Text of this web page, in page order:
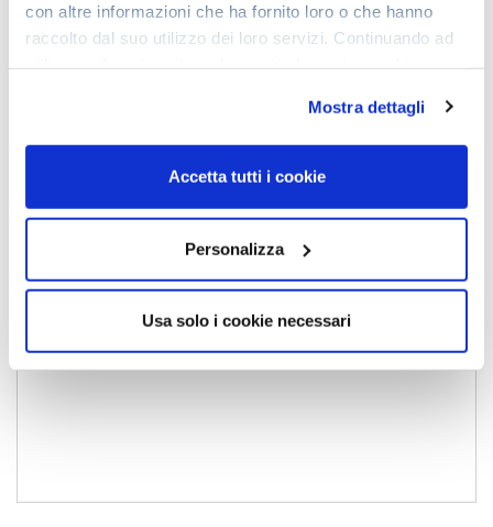
con altre informazioni che ha fornito loro o che hanno
raccolto dal suo utilizzo dei loro servizi. Continuando ad
Mostra dettagli
Accetta tutti i cookie
Personalizza
Usa solo i cookie necessari
Lascia un commento
Il tuo indirizzo email non sarà pubblicato. I campi
obbligatori sono contrassegnati*